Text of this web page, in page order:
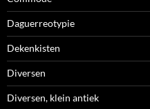
Daguerreotypie
Dekenkisten
Diversen
Diversen, klein antiek